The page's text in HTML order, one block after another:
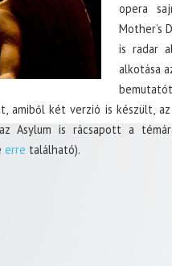
opera
Mother’s
is radar
alkotása
két verzió is készült, az
Asylum is rácsapott a
erre található).